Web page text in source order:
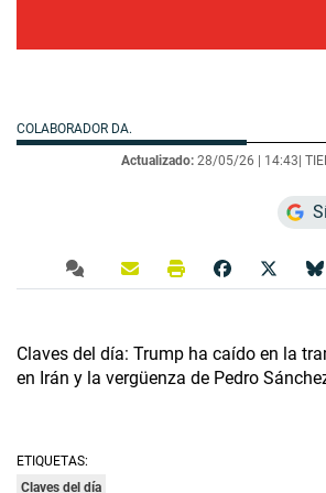
COLABORADOR DA.
Actualizado: 28/05/26 | 14:43 |
Claves del día: Trump ha caído en la
en Irán y la vergüenza de Pedro
ETIQUETAS:
Claves del día